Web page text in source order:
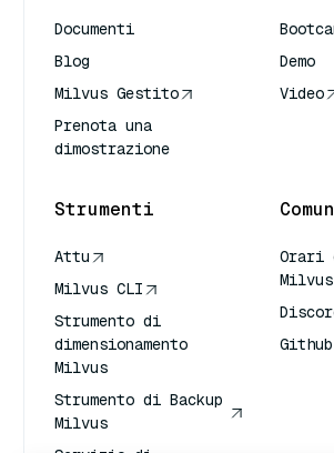
Documenti
Blog
Milvus Gestito
Prenota una
dimostrazione
Demo
Video
Strumenti
Attu
Milvus CLI
Strumento di
dimensionamento
Milvus
Strumento di Backup
Milvus
Milvus
Github